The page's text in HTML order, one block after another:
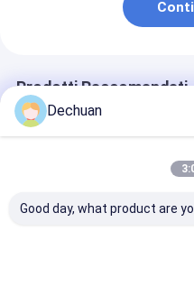
Prodotti Raccomandati
Dechuan
Good day, what product are